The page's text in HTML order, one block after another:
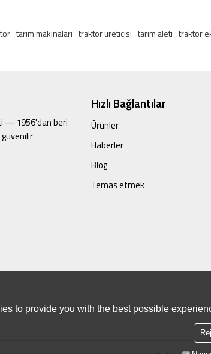
tarım makinaları traktör üreticisi tarım aleti traktör
— 1956'dan beri
Hızlı Bağlantılar
Ürünler
Haberler
Blog
Temas etmek
to provide you with the best possible